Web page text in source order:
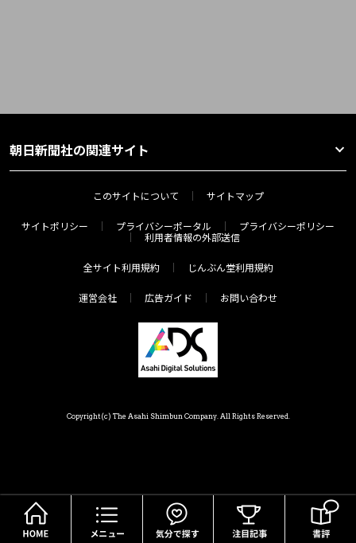
朝日新聞社の関連サイト
このサイトについて サイトマップ
サイトポリシー プライバシーポータル
プライバシーポリシー
利用者情報の外部送信
全サイト利用規約 じんぶん堂利用規約
運営会社 広告ガイド お問い合わせ
Copyright(c) The Asahi Shimbun Company. All Rights Reserved.